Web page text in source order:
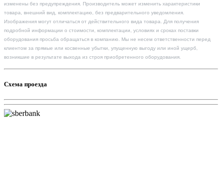
изменены без предупреждения. Производитель может изменить характеристики
товара, внешний вид, комплектацию, без предварительного уведомления.
Изображения могут отличаться от действительного вида товара. Для получения
подробной информации о стоимости, комплектации, условиях и сроках поставки
оборудования просьба обращаться в компанию. Мы не несем ответственности перед
клиентом за прямые или косвенные убытки, упущенную выгоду или иной ущерб,
возникшие в результате выхода из строя приобретенного оборудования.
Схема проезда